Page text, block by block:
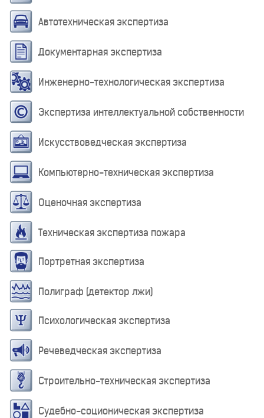
Автотехническая экспертиза
Документарная экспертиза
Инженерно-технологическая экспертиза
Экспертиза интеллектуальной собственности
Искусствоведческая экспертиза
Компьютерно-техническая экспертиза
Оценочная экспертиза
Техническая экспертиза пожара
Портретная экспертиза
Полиграф (детектор лжи)
Психологическая экспертиза
Речеведческая экспертиза
Строительно-техническая экспертиза
Судебно-соционическая экспертиза